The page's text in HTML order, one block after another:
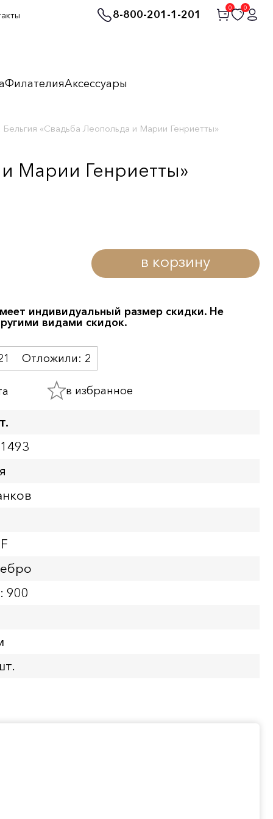
8-800-201-1-201
0 0
ФилателияАксессуары
«Свадьба Леопольда и Марии Генриетты»
Марии Генриетты»
в корзину
индивидуальный размер скидки. Не
видами скидок.
Отложили: 2
в избранное
900